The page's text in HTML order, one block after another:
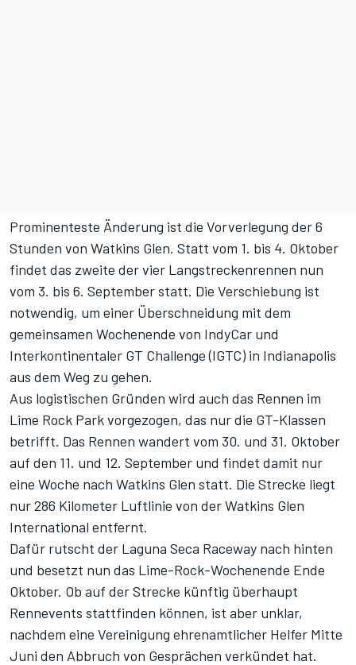
Prominenteste Änderung ist die Vorverlegung der 6
Stunden von Watkins Glen. Statt vom 1. bis 4. Oktober
findet das zweite der vier Langstreckenrennen nun
vom 3. bis 6. September statt. Die Verschiebung ist
notwendig, um einer Überschneidung mit dem
gemeinsamen Wochenende von IndyCar und
Interkontinentaler GT Challenge (IGTC) in Indianapolis
aus dem Weg zu gehen.
Aus logistischen Gründen wird auch das Rennen im
Lime Rock Park vorgezogen, das nur die GT-Klassen
betrifft. Das Rennen wandert vom 30. und 31. Oktober
auf den 11. und 12. September und findet damit nur
eine Woche nach Watkins Glen statt. Die Strecke liegt
nur 286 Kilometer Luftlinie von der Watkins Glen
International entfernt.
Dafür rutscht der Laguna Seca Raceway nach hinten
und besetzt nun das Lime-Rock-Wochenende Ende
Oktober. Ob auf der Strecke künftig überhaupt
Rennevents stattfinden können, ist aber unklar,
nachdem eine Vereinigung ehrenamtlicher Helfer Mitte
Juni den Abbruch von Gesprächen verkündet hat.